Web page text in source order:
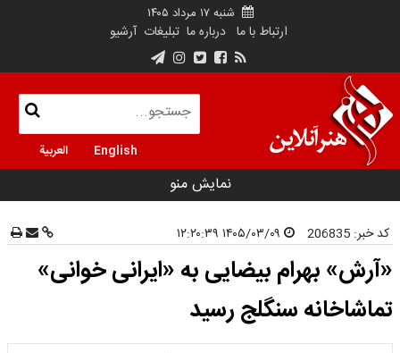
شنبه ۱۷ مرداد ۱۴۰۵
ارتباط با ما درباره ما تبلیغات آرشیو
English العربية
نمایش منو
کد خبر: 206835
«آرش» بهرام بیضایی به «ایرانی خوانی»
تماشاخانه سنگلج رسید